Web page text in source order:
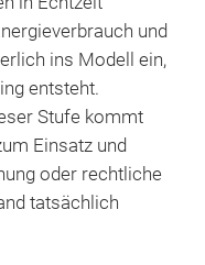
und
ins Modell ein,
entsteht.
Stufe kommt
Einsatz und
oder rechtliche
tatsächlich